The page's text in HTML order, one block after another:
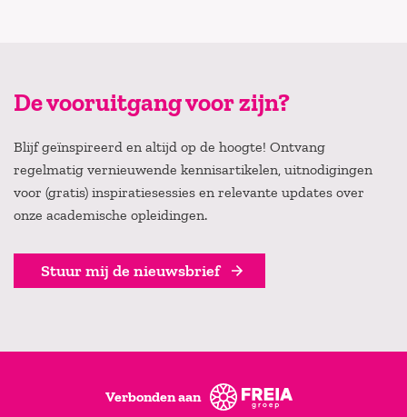
De vooruitgang voor zijn?
Blijf geïnspireerd en altijd op de hoogte! Ontvang
regelmatig vernieuwende kennisartikelen, uitnodigingen
voor (gratis) inspiratiesessies en relevante updates over
onze academische opleidingen.
Stuur mij de nieuwsbrief
Verbonden aan